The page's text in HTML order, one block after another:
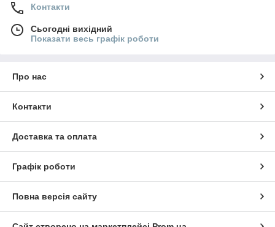
Контакти
Сьогодні вихідний
Показати весь графік роботи
Про нас
Контакти
Доставка та оплата
Графік роботи
Повна версія сайту